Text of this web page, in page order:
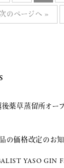
のページへ »
後薬草蒸留所オー
の価格改定のお
YASO GIN